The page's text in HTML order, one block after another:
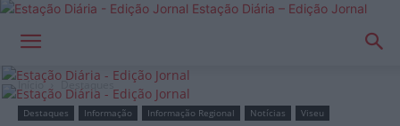
Estação Diária – Edição Jornal
Início Destaques
Destaques Informação Informação Regional Notícias Viseu